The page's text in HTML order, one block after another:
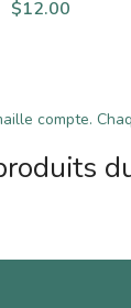
$12.00
compte.